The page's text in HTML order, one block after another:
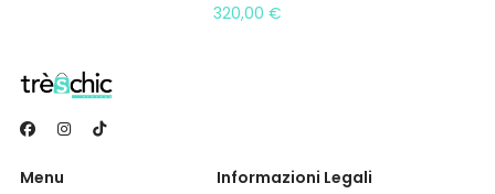
320,00 €
Menu Informazioni Legali